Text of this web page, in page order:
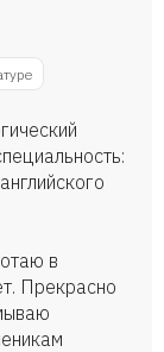
в
Прекрасно